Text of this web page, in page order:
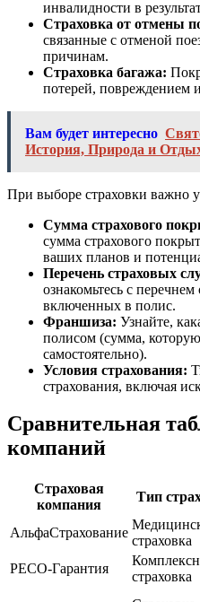
инвалидности в
Страховка от отмены
связанные с отменой
причинам.
Страховка багажа:
потерей, повреждением
Вам будет интересно
История, Природа и
При выборе страховки важно
Сумма страхового
сумма страхового
ваших планов и
Перечень страховых
ознакомьтесь с
включенных в полис.
Франшиза: Узнайте,
полисом (сумма,
самостоятельно).
Условия страхования:
страхования, включая
Сравнительная
компаний
Страховая
компания
Тип
АльфаСтрахование
страховка
РЕСО-Гарантия
страховка